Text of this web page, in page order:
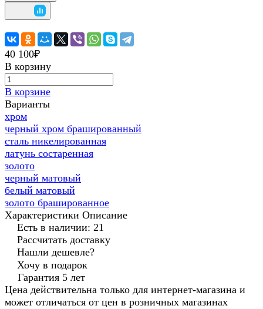
40 100₽
В корзину
В корзине
Варианты
хром
черный хром брашированный
сталь никелированная
латунь состаренная
золото
черный матовый
белый матовый
золото брашированное
Характеристики Описание
Есть в наличии: 21
Рассчитать доставку
Нашли дешевле?
Хочу в подарок
Гарантия 5 лет
Цена действительна только для интернет-магазина и
может отличаться от цен в розничных магазинах